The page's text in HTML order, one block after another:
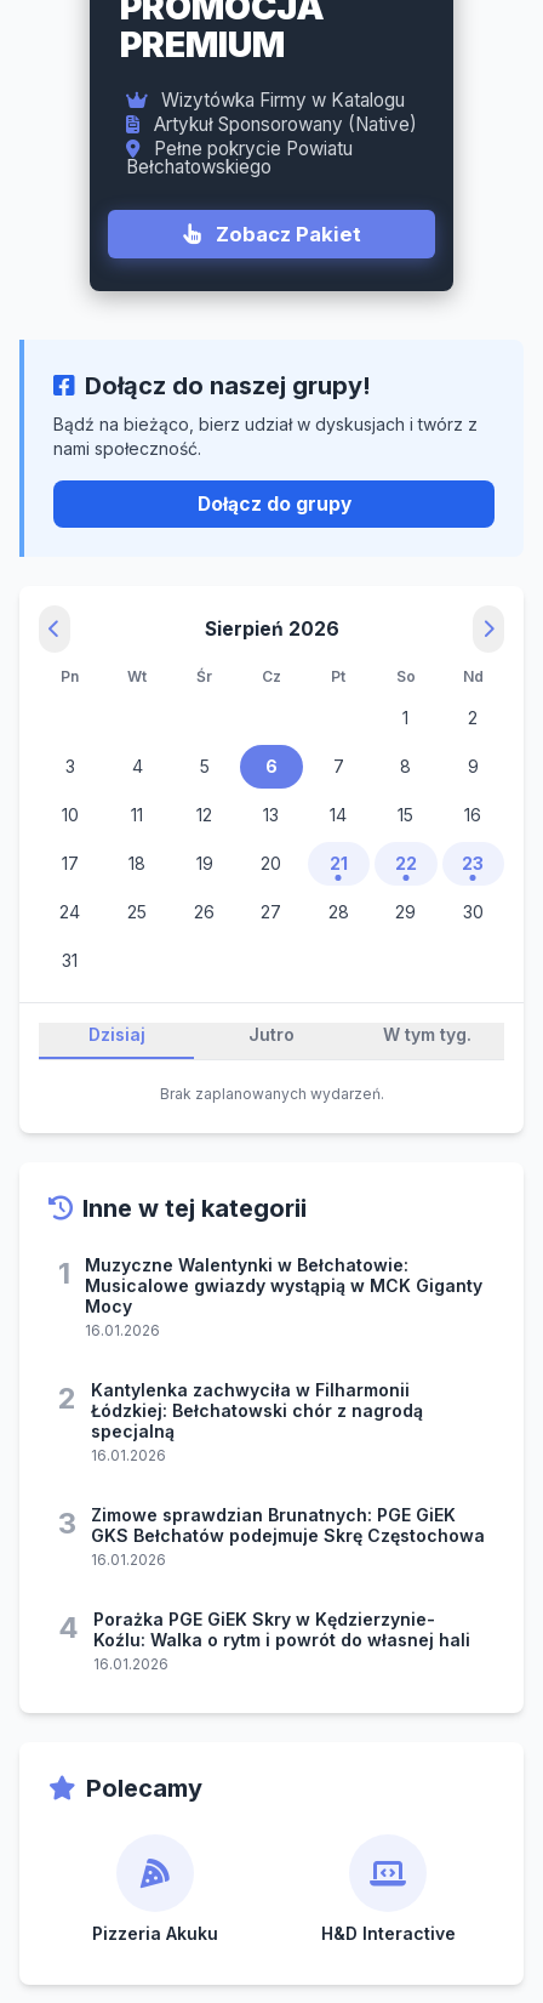
PATRONAT SEKCJI
Wyłączna widoczność dla Domu
Pogrzebowego
Działaj jako kluczowy Partner Godny Zaufania
Dołącz do naszej grupy!
Bądź na bieżąco, bierz udział w dyskusjach i twórz z
nami społeczność.
Dołącz do grupy
Sierpień 2026
Pn Wt Śr Cz Pt So Nd
1 2
3 4 5 6 7 8 9
10 11 12 13 14 15 16
17 18 19 20 21 22 23
24 25 26 27 28 29 30
31
Dzisiaj Jutro W tym tyg.
Brak zaplanowanych wydarzeń.
Inne w tej kategorii
1
Muzyczne Walentynki w Bełchatowie:
Musicalowe gwiazdy wystąpią w MCK Giganty
Mocy
16.01.2026
2
Kantylenka zachwyciła w Filharmonii
Łódzkiej: Bełchatowski chór z nagrodą
specjalną
16.01.2026
3
Zimowe sprawdzian Brunatnych: PGE GiEK
GKS Bełchatów podejmuje Skrę Częstochowa
16.01.2026
4
Porażka PGE GiEK Skry w Kędzierzynie-
Koźlu: Walka o rytm i powrót do własnej hali
16.01.2026
Polecamy
Pizzeria Akuku H&D Interactive